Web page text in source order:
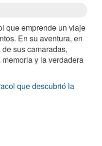
que emprende un viaje
En su aventura, en
sus camaradas,
y la verdadera
que descubrió la